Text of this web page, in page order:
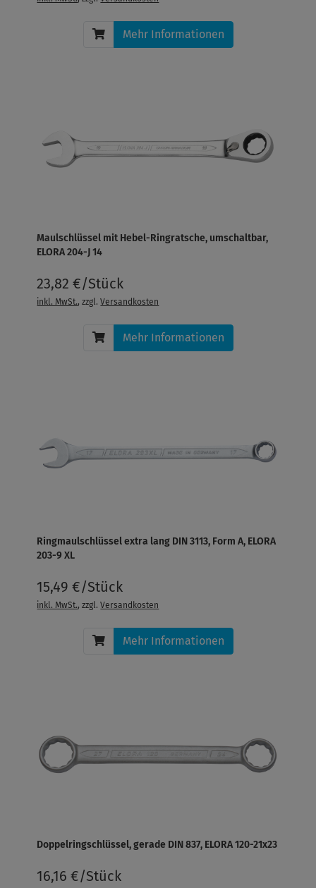
Mehr Informationen
Maulschlüssel mit Hebel-Ringratsche, umschaltbar,
ELORA 204-J 14
23,82 €/Stück
inkl. MwSt., zzgl.Versandkosten
Mehr Informationen
Ringmaulschlüssel extra lang DIN 3113, Form A, ELORA
203-9 XL
15,49 €/Stück
inkl. MwSt., zzgl.Versandkosten
Mehr Informationen
Doppelringschlüssel, gerade DIN 837, ELORA 120-21x23
16,16 €/Stück